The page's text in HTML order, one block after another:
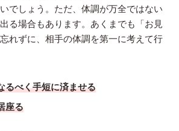
でしょう。ただ、体調が万全ではない
る場合もあります。あくまでも「お見
れずに、相手の体調を第一に考えて行
るべく手短に済ませる
座る